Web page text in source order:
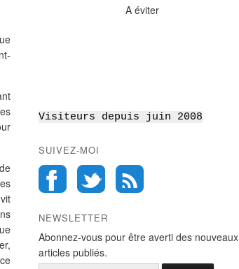
A éviter
Visiteurs depuis juin 2008
SUIVEZ-MOI
NEWSLETTER
Abonnez-vous pour être averti des nouveaux
articles publiés.